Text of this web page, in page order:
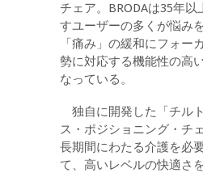
チェア。BRODAは35年以
すユーザーの多くが悩み
「痛み」の緩和にフォー
勢に対応する機能性の高
なっている。
独自に開発した「チル
ス・ポジショニング・チ
長期間にわたる介護を必
て、高いレベルの快適さ